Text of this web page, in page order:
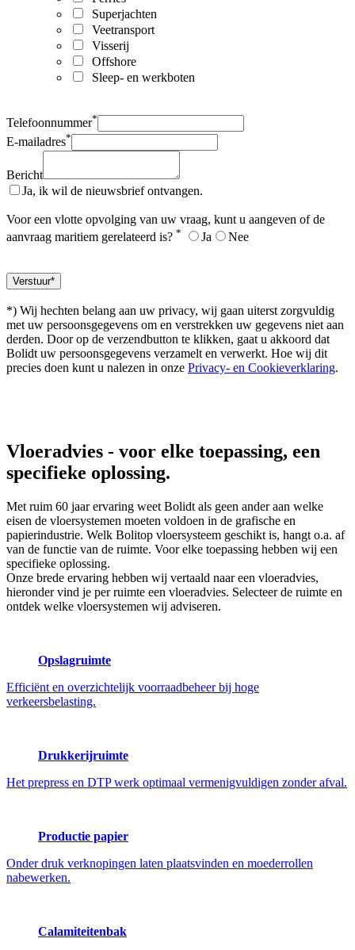
Superjachten
Veetransport
Visserij
Offshore
Sleep- en werkboten
Telefoonnummer*
E-mailadres*
Bericht
Ja, ik wil de nieuwsbrief ontvangen.
Voor een vlotte opvolging van uw vraag, kunt u aangeven of de
aanvraag maritiem gerelateerd is? * Ja Nee
*) Wij hechten belang aan uw privacy, wij gaan uiterst zorgvuldig
met uw persoonsgegevens om en verstrekken uw gegevens niet aan
derden. Door op de verzendbutton te klikken, gaat u akkoord dat
Bolidt uw persoonsgegevens verzamelt en verwerkt. Hoe wij dit
precies doen kunt u nalezen in onze Privacy- en Cookieverklaring.
Vloeradvies - voor elke toepassing, een
specifieke oplossing.
Met ruim 60 jaar ervaring weet Bolidt als geen ander aan welke
eisen de vloersystemen moeten voldoen in de grafische en
papierindustrie. Welk Bolitop vloersysteem geschikt is, hangt o.a. af
van de functie van de ruimte. Voor elke toepassing hebben wij een
specifieke oplossing.
Onze brede ervaring hebben wij vertaald naar een vloeradvies,
hieronder vind je per ruimte een vloeradvies. Selecteer de ruimte en
ontdek welke vloersystemen wij adviseren.
Opslagruimte
Efficiënt en overzichtelijk voorraadbeheer bij hoge
verkeersbelasting.
Drukkerijruimte
Het prepress en DTP werk optimaal vermenigvuldigen zonder afval.
Productie papier
Onder druk verknopingen laten plaatsvinden en moederrollen
nabewerken.
Calamiteitenbak